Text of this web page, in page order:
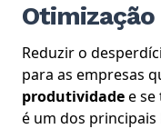
Reduzir o
para as empresas
produtividadee
é um dos